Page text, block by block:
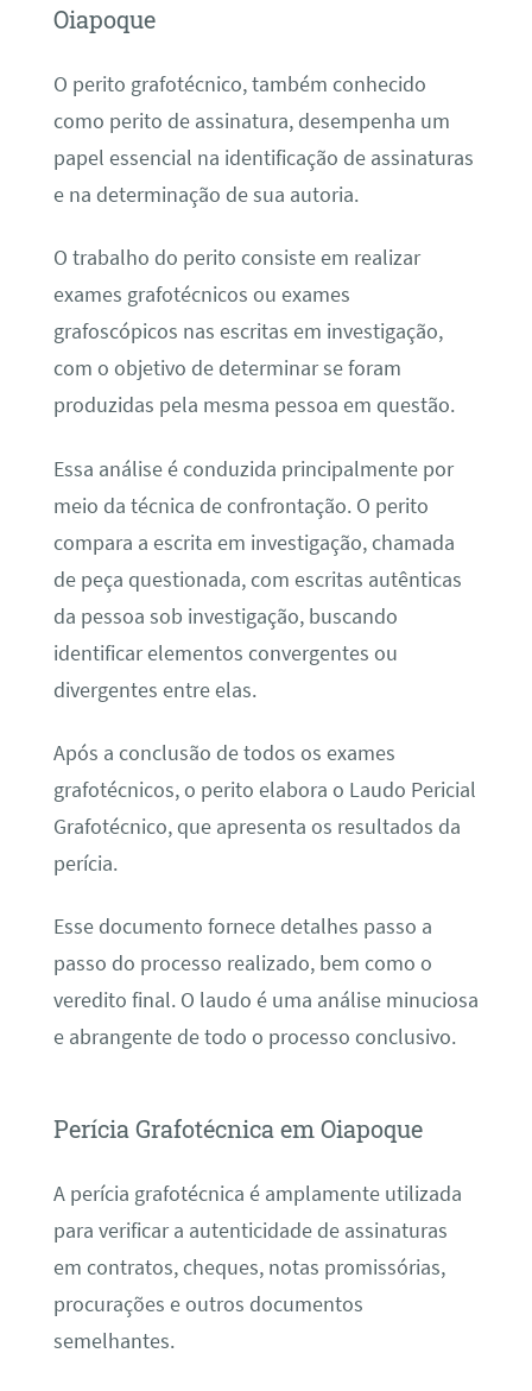
Oiapoque
O perito grafotécnico, também conhecido
como perito de assinatura, desempenha um
papel essencial na identificação de assinaturas
e na determinação de sua autoria.
O trabalho do perito consiste em realizar
exames grafotécnicos ou exames
grafoscópicos nas escritas em investigação,
com o objetivo de determinar se foram
produzidas pela mesma pessoa em questão.
Essa análise é conduzida principalmente por
meio da técnica de confrontação. O perito
compara a escrita em investigação, chamada
de peça questionada, com escritas autênticas
da pessoa sob investigação, buscando
identificar elementos convergentes ou
divergentes entre elas.
Após a conclusão de todos os exames
grafotécnicos, o perito elabora o Laudo Pericial
Grafotécnico, que apresenta os resultados da
perícia.
Esse documento fornece detalhes passo a
passo do processo realizado, bem como o
veredito final. O laudo é uma análise minuciosa
e abrangente de todo o processo conclusivo.
Perícia Grafotécnica em Oiapoque
A perícia grafotécnica é amplamente utilizada
para verificar a autenticidade de assinaturas
em contratos, cheques, notas promissórias,
procurações e outros documentos
semelhantes.